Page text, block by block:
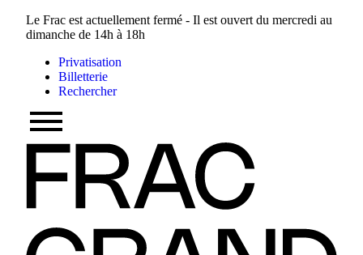
Le Frac est actuellement fermé - Il est ouvert du mercredi au
dimanche de 14h à 18h
Privatisation
Billetterie
Rechercher